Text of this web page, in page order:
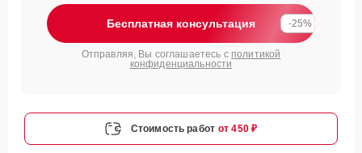
Бесплатная консультация -25%
Отправляя, Вы соглашаетесь с политикой
конфиденциальности
Стоимость работ от 450 ₽